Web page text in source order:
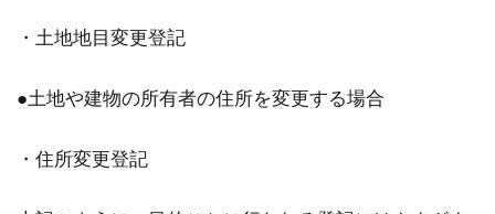
・土地地目変更登記
●土地や建物の所有者の住所を変更する場合
・住所変更登記